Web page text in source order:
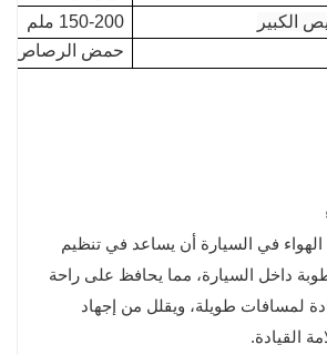
الكبير
150-200 ملم
حمض الرصاص/
في السيارة أن يساعد في تنظيم
داخل السيارة، مما يحافظ على راحة
لمسافات طويلة، ويقلل من إجهاد
القيادة.